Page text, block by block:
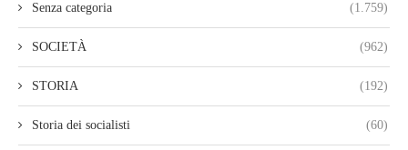
Senza categoria (1.759)
SOCIETÀ (962)
STORIA (192)
Storia dei socialisti (60)